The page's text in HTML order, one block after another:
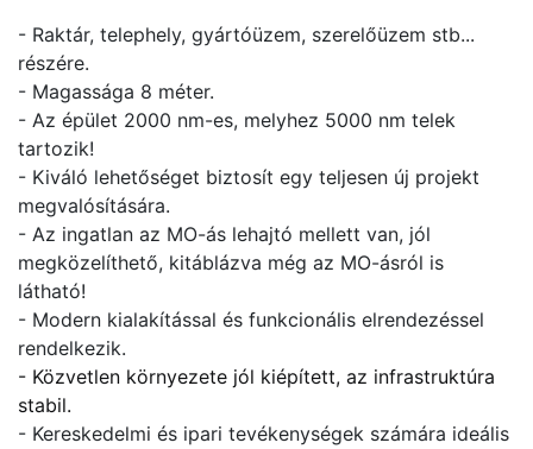
- Raktár, telephely, gyártóüzem, szerelőüzem stb...
részére.
- Magassága 8 méter.
- Az épület 2000 nm-es, melyhez 5000 nm telek
tartozik!
- Kiváló lehetőséget biztosít egy teljesen új projekt
megvalósítására.
- Az ingatlan az MO-ás lehajtó mellett van, jól
megközelíthető, kitáblázva még az MO-ásról is
látható!
- Modern kialakítással és funkcionális elrendezéssel
rendelkezik.
- Közvetlen környezete jól kiépített, az infrastruktúra
stabil.
- Kereskedelmi és ipari tevékenységek számára ideális